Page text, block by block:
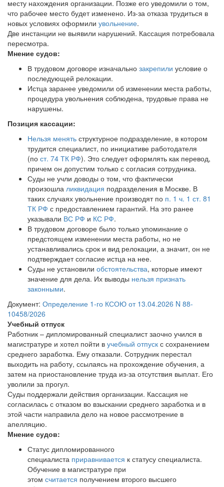
месту нахождения организации. Позже его уведомили о том,
что рабочее место будет изменено. Из-за отказа трудиться в
новых условиях оформили увольнение.
Две инстанции не выявили нарушений. Кассация потребовала
пересмотра.
Мнение судов:
В трудовом договоре изначально закрепили условие о
последующей релокации.
Истца заранее уведомили об изменении места работы,
процедура увольнения соблюдена, трудовые права не
нарушены.
Позиция кассации:
Нельзя менять структурное подразделение, в котором
трудится специалист, по инициативе работодателя
(по ст. 74 ТК РФ). Это следует оформлять как перевод,
причем он допустим только с согласия сотрудника.
Суды не учли доводы о том, что фактически
произошла ликвидация подразделения в Москве. В
таких случаях увольнение производят по п. 1 ч. 1 ст. 81
ТК РФ с предоставлением гарантий. На это ранее
указывали ВС РФ и КС РФ.
В трудовом договоре было только упоминание о
предстоящем изменении места работы, но не
устанавливались срок и вид релокации, а значит, он не
подтверждает согласие истца на нее.
Суды не установили обстоятельства, которые имеют
значение для дела. Их выводы нельзя признать
законными.
Документ: Определение 1-го КСОЮ от 13.04.2026 N 88-
10458/2026
Учебный отпуск
Работник – дипломированный специалист заочно учился в
магистратуре и хотел пойти в учебный отпуск с сохранением
среднего заработка. Ему отказали. Сотрудник перестал
выходить на работу, ссылаясь на прохождение обучения, а
затем на приостановление труда из-за отсутствия выплат. Его
уволили за прогул.
Суды поддержали действия организации. Кассация не
согласилась с отказом во взыскании среднего заработка и в
этой части направила дело на новое рассмотрение в
апелляцию.
Мнение судов:
Статус дипломированного
специалиста приравнивается к статусу специалиста.
Обучение в магистратуре при
этом считается получением второго высшего